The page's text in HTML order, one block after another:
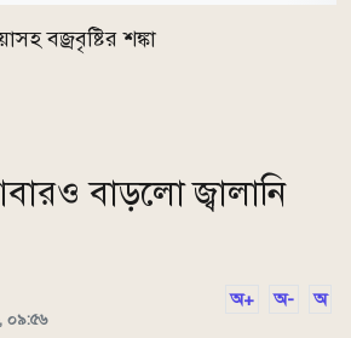
বজ্রবৃষ্টির শঙ্কা
বাড়লো জ্বালানি
০৯:৫৬
অ+ অ- অ